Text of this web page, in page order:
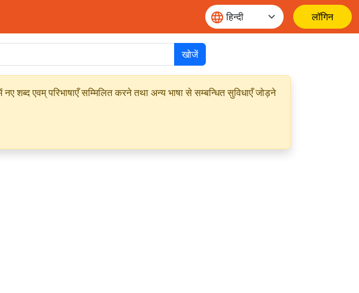
लॉगिन
खोजें
एवम् परिभाषाएँ सम्मिलित करने तथा अन्य भाषा से सम्बन्धित सुविधाएँ जोड़ने